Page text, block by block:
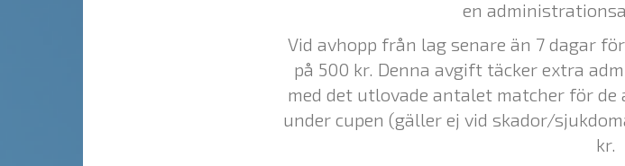
en
Vid avhopp från lag senare än 7 dagar
på 500 kr. Denna avgift täcker extra
med det utlovade antalet matcher för
under cupen (gäller ej vid skador/
kr.